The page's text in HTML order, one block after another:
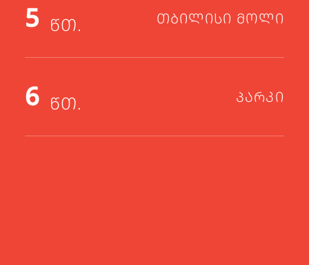
5 ᲬᲗ. ᲗᲑᲘᲚᲘᲡᲘ ᲛᲝᲚᲘ
6 ᲬᲗ. ᲞᲐᲠᲙᲘ